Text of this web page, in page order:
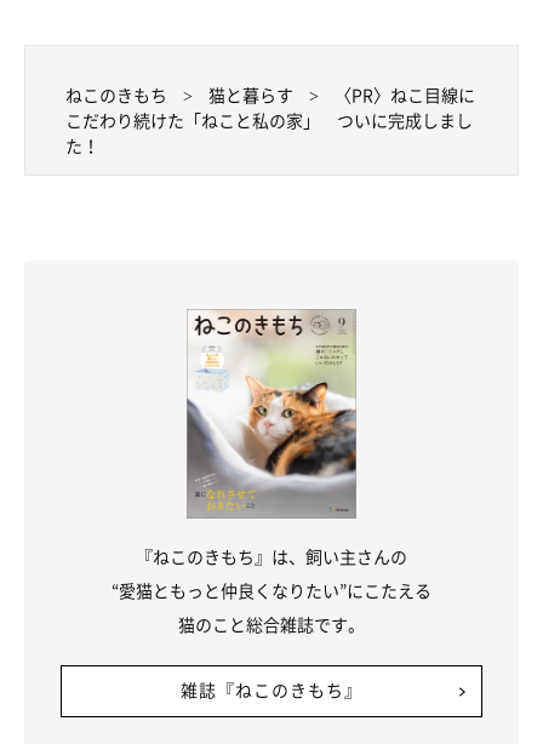
ねこのきもち 猫と暮らす
〈PR〉ねこ目線に
こだわり続けた「ねこと私の家」 ついに完成しまし
た！
『ねこのきもち』は、飼い主さんの
“愛猫ともっと仲良くなりたい”にこたえる
猫のこと総合雑誌です。
雑誌『ねこのきもち』